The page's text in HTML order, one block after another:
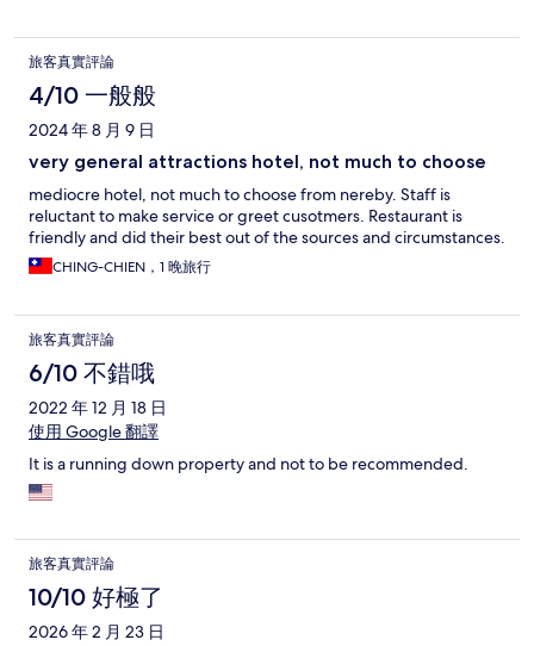
旅客真實評論
4/10 一般般
2024 年 8 月 9 日
very general attractions hotel, not much to choose
mediocre hotel, not much to choose from nereby. Staff is
reluctant to make service or greet cusotmers. Restaurant is
friendly and did their best out of the sources and circumstances.
CHING-CHIEN，1 晚旅行
旅客真實評論
6/10 不錯哦
2022 年 12 月 18 日
使用 Google 翻譯
It is a running down property and not to be recommended.
旅客真實評論
10/10 好極了
2026 年 2 月 23 日